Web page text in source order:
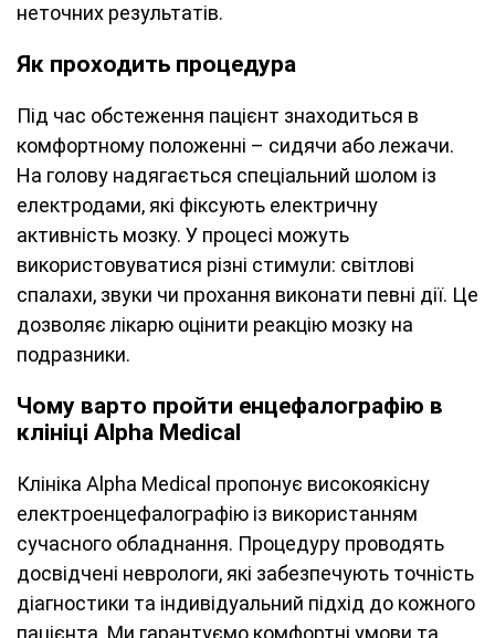
неточних результатів.
Як проходить процедура
Під час обстеження пацієнт знаходиться в
комфортному положенні – сидячи або лежачи.
На голову надягається спеціальний шолом із
електродами, які фіксують електричну
активність мозку. У процесі можуть
використовуватися різні стимули: світлові
спалахи, звуки чи прохання виконати певні дії. Це
дозволяє лікарю оцінити реакцію мозку на
подразники.
Чому варто пройти енцефалографію в
клініці Alpha Medical
Клініка Alpha Medical пропонує високоякісну
електроенцефалографію із використанням
сучасного обладнання. Процедуру проводять
досвідчені неврологи, які забезпечують точність
діагностики та індивідуальний підхід до кожного